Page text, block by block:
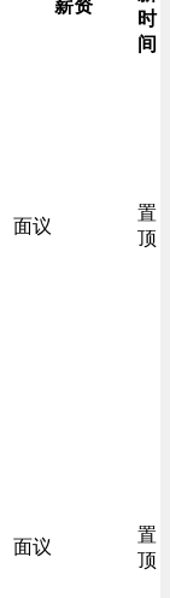
薪资
时
间
面议
置
顶
面议
置
顶